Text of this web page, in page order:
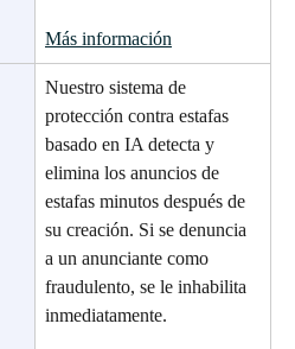
Más información
Nuestro sistema de
protección contra estafas
basado en IA detecta y
elimina los anuncios de
estafas minutos después de
su creación. Si se denuncia
a un anunciante como
fraudulento, se le inhabilita
inmediatamente.